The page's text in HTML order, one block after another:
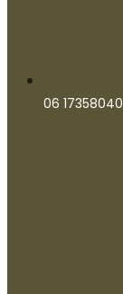
06 17358040